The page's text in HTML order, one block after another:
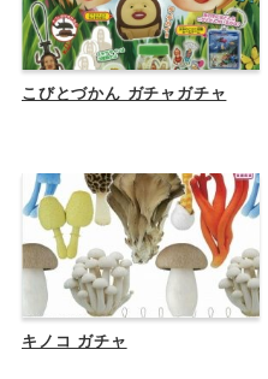
こびとづかん ガチャガチャ
キノコ ガチャ